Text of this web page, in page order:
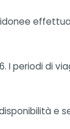
I periodi di
e